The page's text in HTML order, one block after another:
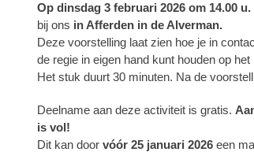
Op dinsdag 3 februari 2026 om 14.00 u.
bij ons in Afferden in de Alverman.
Deze voorstelling laat zien hoe je in
de regie in eigen hand kunt houden op
Het stuk duurt 30 minuten. Na de
Deelname aan deze activiteit is gratis.
is vol!
Dit kan door vóór 25 januari 2026 een